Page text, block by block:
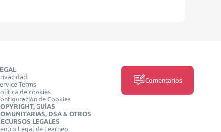
Terms
de cookies
de Cookies
GUÍAS
DSA & OTROS
LEGALES
Legal de Learneo
Comentarios